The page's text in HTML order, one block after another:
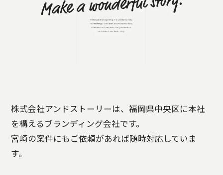
株式会社アンドストーリーは、福岡県中央区に本社
を構えるブランディング会社です。
宮崎の案件にもご依頼があれば随時対応していま
す。